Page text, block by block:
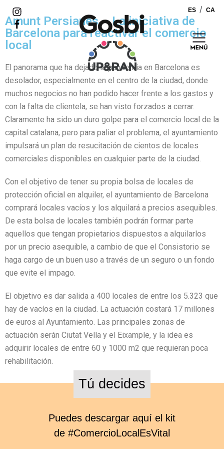
Saltar
al
contenido
ES CA
Amunt Persianes – La iniciativa de
Barcelona para reactivar el comercio
local
El panorama que ha dejado la pandemia en Barcelona es
desolador, especialmente en el centro de la ciudad, donde
muchos negocios no han podido hacer frente a los gastos y
con la falta de clientela, se han visto forzados a cerrar.
Claramente ha sido un duro golpe para el comercio local de la
capital catalana, pero para paliar el problema, el ayuntamiento
impulsará un plan de resucitación de cientos de locales
comerciales disponibles en cualquier parte de la ciudad.
Con el objetivo de tener su propia bolsa de locales de
protección oficial en alquiler, el ayuntamiento de Barcelona
comprará locales vacíos y los alquilará a precios asequibles.
De esta bolsa de locales también podrán formar parte
aquellos que tengan propietarios dispuestos a alquilarlos
por un precio asequible, a cambio de que el Consistorio se
haga cargo de un buen uso a través de un seguro o un fondo
que evite el impago.
El objetivo es dar salida a 400 locales de entre los 5.323 que
hay de vacíos en la ciudad. La actuación costará 17 millones
de euros al Ayuntamiento. Las principales zonas de
actuación serán Ciutat Vella y el Eixample, y la idea es
adquirir locales de entre 60 y 1000 m2 que requieran poca
rehabilitación.
Tú decides
Puedes descargar aquí el kit
de #ComercioLocalEsVital